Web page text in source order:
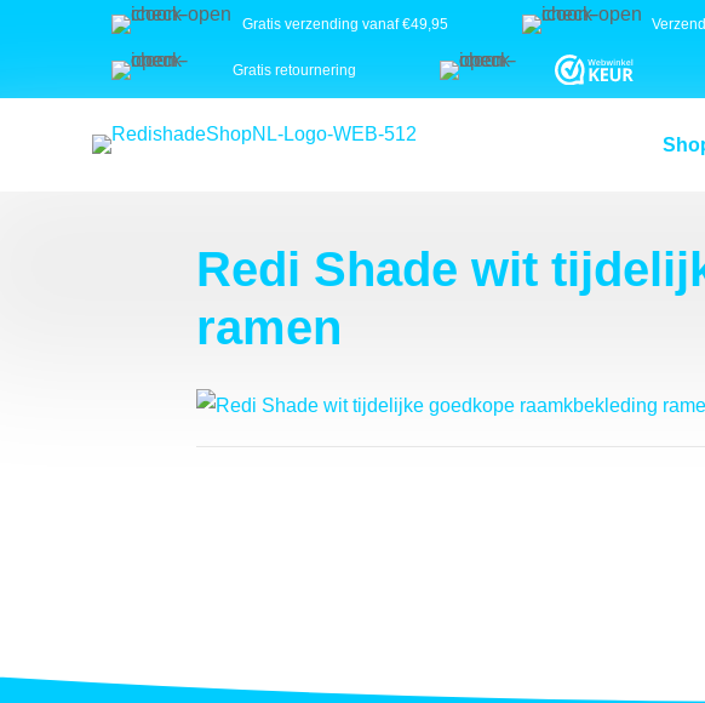
Gratis verzending vanaf €49,95
Gratis retournering
Redi Shade wit
ramen